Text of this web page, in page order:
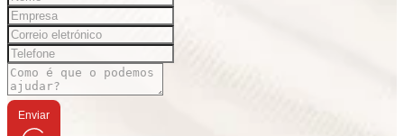
Enviar